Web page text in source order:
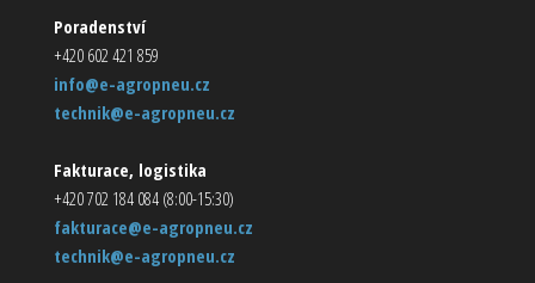
Poradenství
+420 602 421 859
info@e-agropneu.cz
technik@e-agropneu.cz
Fakturace, logistika
+420 702 184 084 (8:00-15:30)
fakturace@e-agropneu.cz
technik@e-agropneu.cz